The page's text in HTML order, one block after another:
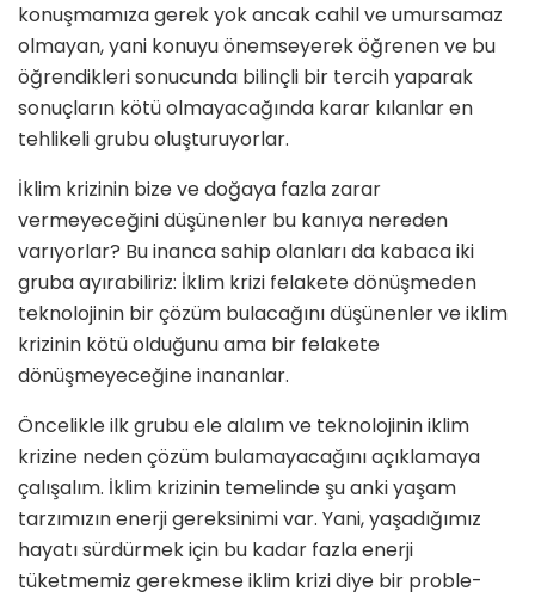
konuşmamıza gerek yok ancak cahil ve umursamaz
olmayan, yani konuyu önemseyerek öğrenen ve bu
öğrendikleri sonucunda bilinçli bir tercih yaparak
sonuçların kötü olmayacağında karar kılanlar en
tehlikeli grubu oluşturuyorlar.
İklim krizinin bize ve doğaya fazla zarar
vermeyeceğini düşünenler bu kanıya nereden
varıyorlar? Bu inanca sahip olanları da kabaca iki
gruba ayı­rabiliriz: İklim krizi felakete dönüşme­den
teknolojinin bir çözüm bulacağını düşünenler ve iklim
krizinin kötü oldu­ğunu ama bir felakete
dönüşmeyeceği­ne inananlar.
Öncelikle ilk grubu ele alalım ve tek­nolojinin iklim
krizine neden çözüm bulamayacağını açıklamaya
çalışalım. İklim krizinin temelinde şu anki ya­şam
tarzımızın enerji gereksinimi var. Yani, yaşadığımız
hayatı sürdürmek için bu kadar fazla enerji
tüketmemiz gerekmese iklim krizi diye bir proble­